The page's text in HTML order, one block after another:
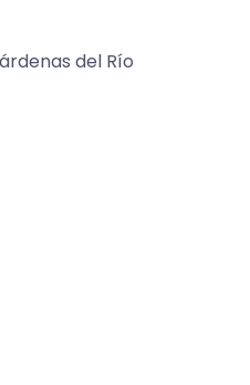
del Río